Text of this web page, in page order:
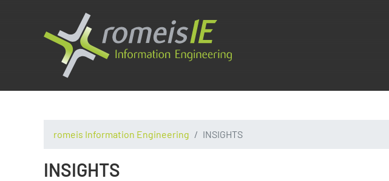
romeis Information Engineering INSIGHTS
INSIGHTS